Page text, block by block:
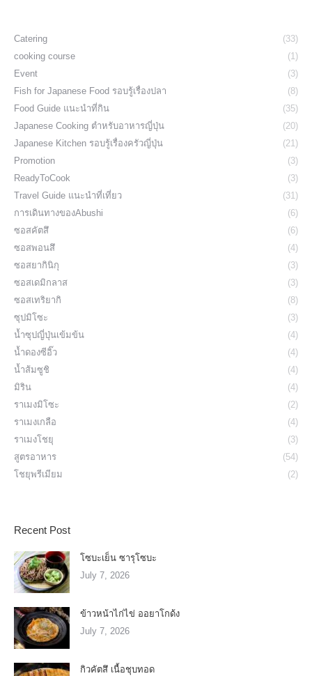
Catering
(33)
cooking course
(1)
Event
(3)
Fish for Japanese Food รอบรู้เรื่องปลา
(8)
Food Guide แนะนำที่กิน
(35)
Japanese Cooking ตำหรับอาหารญี่ปุ่น
(20)
Japanese Kitchen รอบรู้เรื่องครัวญี่ปุ่น
(21)
Promotion
(3)
ReadyToCook
(3)
Travel Guide แนะนำที่เที่ยว
(31)
การเดินทางของAbushi
(6)
ซอสคัตสึ
(6)
ซอสพอนสึ
(4)
ซอสยากินิกุ
(3)
ซอสเดมิกลาส
(3)
ซอสเทริยากิ
(8)
ซุปมิโซะ
(3)
น้ำซุปญี่ปุ่นเข้มข้น
(4)
น้ำดองซีอิ๊ว
(4)
น้ำส้มซูชิ
(4)
มิริน
(4)
ราเมงมิโซะ
(2)
ราเมงเกลือ
(4)
ราเมงโชยุ
(3)
สูตรอาหาร
(54)
โชยุพรีเมียม
(2)
Recent Post
โซบะเย็น ซารุโซบะ
July 7, 2026
ข้าวหน้าไก่ไข่ ออยาโกด้ง
July 7, 2026
กิวคัตสึ เนื้อชุบทอด